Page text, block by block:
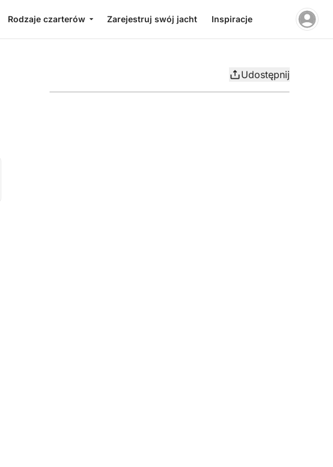
Rodzaje czarterów Zarejestruj swój jacht Inspiracje
Udostępnij